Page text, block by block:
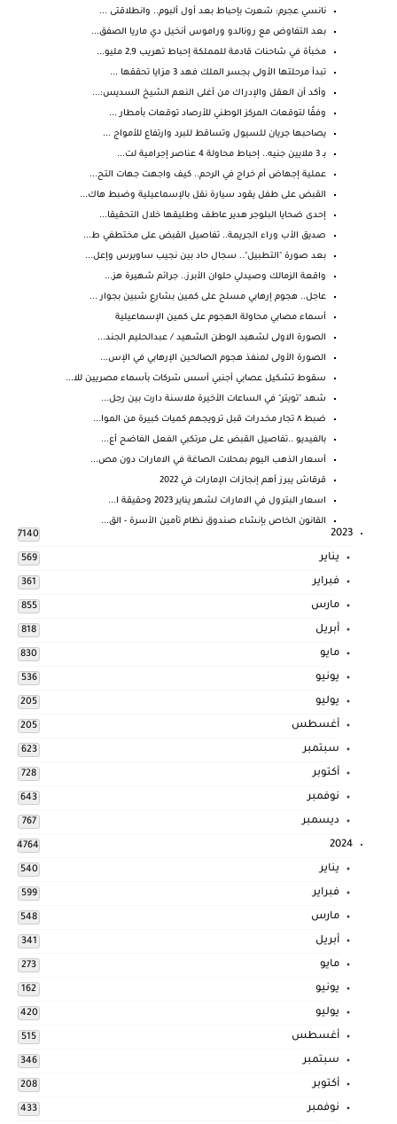
نانسي عجرم: شعرت بإحباط بعد أول ألبوم.. وانطلاقتى ...
بعد التفاوض مع رونالدو وراموس أنخيل دي ماريا الصفق...
مخبأة في شاحنات قادمة للمملكة إحباط تهريب 2,9 مليو...
تبدأ مرحلتها الأولى بجسر الملك فهد 3 مزايا تحققها ...
وأكد أن العقل والإدراك من أغلى النعم الشيخ السديس:...
وفقًا لتوقعات المركز الوطني للأرصاد توقعات بأمطار ...
يصاحبها جريان للسيول وتساقط للبرد وارتفاع للأمواج ...
بـ 3 ملايين جنيه.. إحباط محاولة 4 عناصر إجرامية لت...
عملية إجهاض أم خراج في الرحم.. كيف واجهت جهات التح...
القبض على طفل يقود سيارة نقل بالإسماعيلية وضبط هاك...
إحدى ضحايا البلوجر هدير عاطف وطليقها خلال التحقيقا...
صديق الأب وراء الجريمة.. تفاصيل القبض على مختطفي ط...
بعد صورة "التطبيل".. سجال حاد بين نجيب ساويرس وإعل...
واقعة الزمالك وصيدلي حلوان الأبرز.. جرائم شهيرة هز...
عاجل.. هجوم إرهابي مسلح على كمين بشارع شبين بجوار ...
أسماء مصابي محاولة الهجوم على كمين الإسماعيلية
الصورة الاولى لشهيد الوطن الشهيد / عبدالحليم الجند...
الصورة الأولى لمنفذ هجوم الصالحين الإرهابي في الإس...
سقوط تشكيل عصابي أجنبي أسس شركات بأسماء مصريين للا...
شهد "تويتر" في الساعات الأخيرة ملاسنة دارت بين رجل...
ضبط ٨ تجار مخدرات قبل ترويجهم كميات كبيرة من الموا...
بالفيديو ..تفاصيل القبض على مرتكبي الفعل الفاضح أع...
أسعار الذهب اليوم بمحلات الصاغة في الامارات دون مص...
قرقاش يبرز أهم إنجازات الإمارات في 2022
اسعار البترول في الامارات لشهر يناير 2023 وحقيقة ا...
القانون الخاص بإنشاء صندوق نظام تأمين الأسرة - الق...
2023
7140
يناير 569
فبراير 361
مارس 855
أبريل 818
مايو 830
يونيو 536
يوليو 205
أغسطس 205
سبتمبر 623
أكتوبر 728
نوفمبر 643
ديسمبر 767
2024
4764
يناير 540
فبراير 599
مارس 548
أبريل 341
مايو 273
يونيو 162
يوليو 420
أغسطس 515
سبتمبر 346
أكتوبر 208
نوفمبر 433